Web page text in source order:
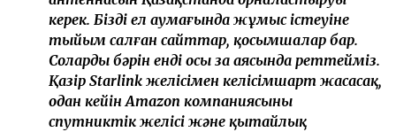
керек. Біздің ел аумағында жұмыс істеуіне
тыйым салған сайттар, қосымшалар бар.
Солардың бәрін енді осы заң аясында реттейміз.
Қазір Starlink желісімен келісімшарт жасасақ,
одан кейін Amazon компаниясының
спутниктік желісі және қытайлық